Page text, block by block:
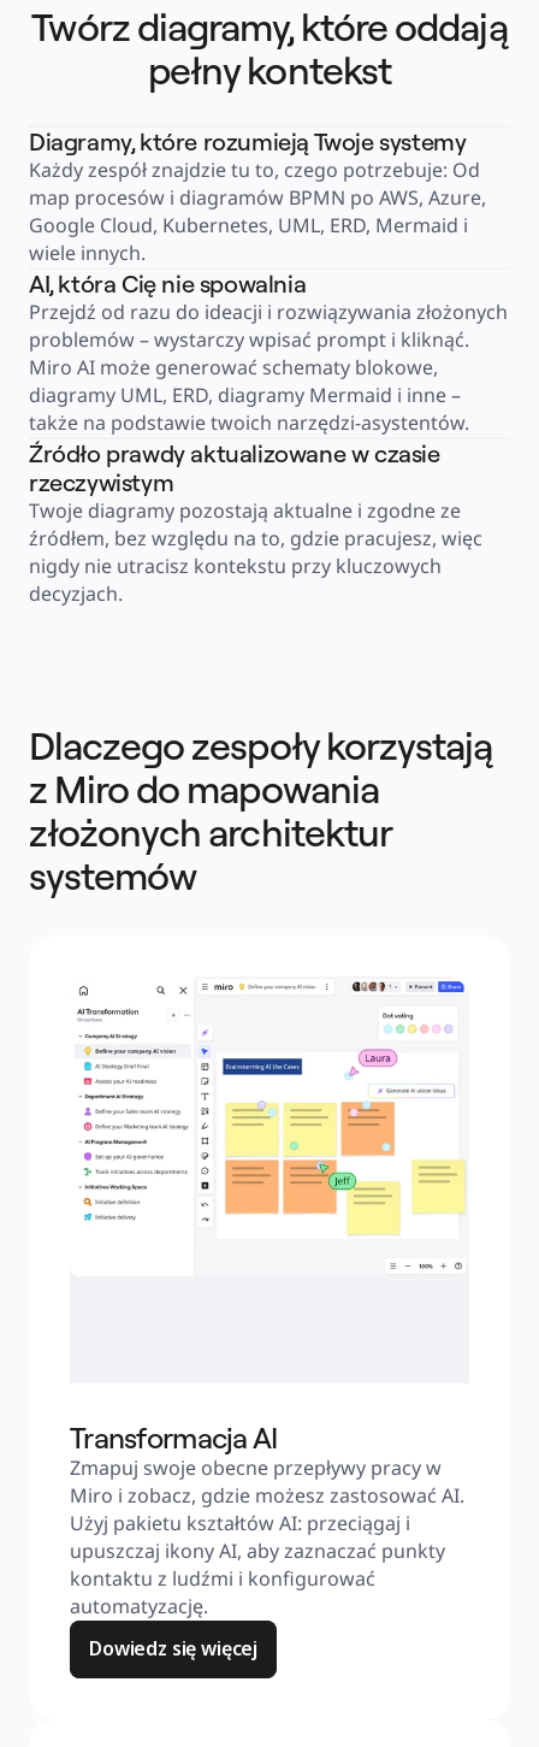
Usługi finansowe
Nauki przyrodnicze i farmacja
Według zespołu
Zarządzanie produktem
Design i UX
Inżynieria
Marketing
IT
Według inicjatywy strategicznej
Produktowy model operacyjny
Transformacja AI
Transformacja metod pracy
Projektowanie usług i doświadczeń klientów
Transformacja chmurowa i oprogramowania
Zasoby
Nauka
Historie klientów
Akademia
Webinary
Nauka przez Reforge
Społeczność i pomoc
Centrum pomocy
Wydarzenia
Społeczność
Blog
Partnerzy i usługi
Usługi profesjonalne Miro
Partnerzy ds. rozwiązań
Cennik
Twórz diagramy, które oddają
pełny kontekst
Diagramy, które rozumieją Twoje systemy
Każdy zespół znajdzie tu to, czego potrzebuje: Od
map procesów i diagramów BPMN po AWS, Azure,
Google Cloud, Kubernetes, UML, ERD, Mermaid i
wiele innych.
AI, która Cię nie spowalnia
Przejdź od razu do ideacji i rozwiązywania złożonych
problemów – wystarczy wpisać prompt i kliknąć.
Miro AI może generować schematy blokowe,
diagramy UML, ERD, diagramy Mermaid i inne –
także na podstawie twoich narzędzi-asystentów.
Źródło prawdy aktualizowane w czasie
rzeczywistym
Twoje diagramy pozostają aktualne i zgodne ze
źródłem, bez względu na to, gdzie pracujesz, więc
nigdy nie utracisz kontekstu przy kluczowych
decyzjach.
Dlaczego zespoły korzystają
z Miro do mapowania
złożonych architektur
systemów
Transformacja AI
Zmapuj swoje obecne przepływy pracy w
Miro i zobacz, gdzie możesz zastosować AI.
Użyj pakietu kształtów AI: przeciągaj i
upuszczaj ikony AI, aby zaznaczać punkty
kontaktu z ludźmi i konfigurować
automatyzację.
Dowiedz się więcej